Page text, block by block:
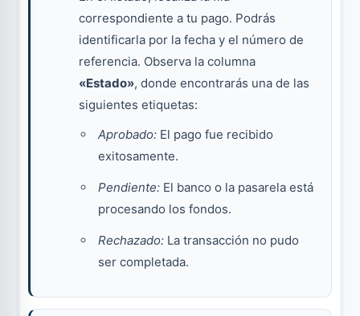
correspondiente a tu pago. Podrás
identificarla por la fecha y el número de
referencia. Observa la columna
«Estado», donde encontrarás una de las
siguientes etiquetas:
Aprobado: El pago fue recibido
exitosamente.
Pendiente: El banco o la pasarela está
procesando los fondos.
Rechazado: La transacción no pudo
ser completada.